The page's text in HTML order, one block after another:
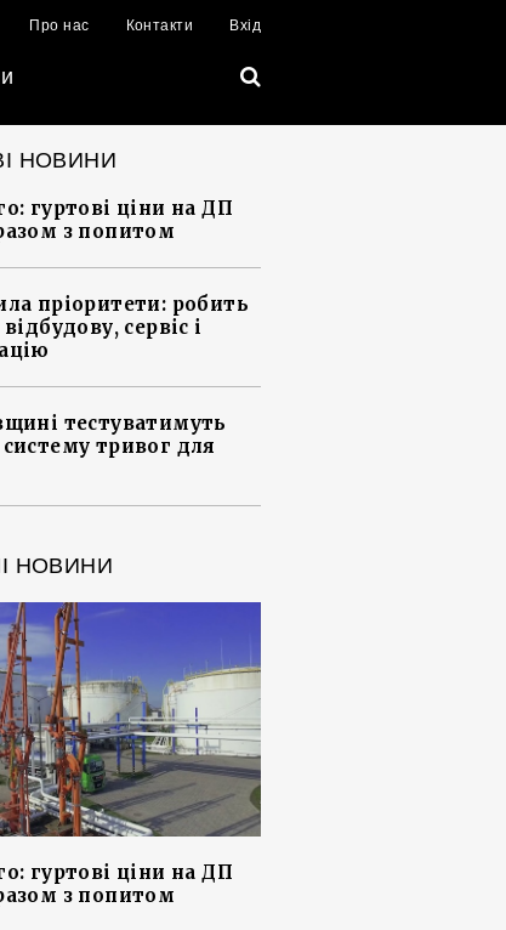
Про нас Контакти Вхід
НОВИНИ
гуртові ціни на ДП
з попитом
пріоритети: робить
сервіс і
тестуватимуть
тривог для
НОВИНИ
гуртові ціни на ДП
з попитом